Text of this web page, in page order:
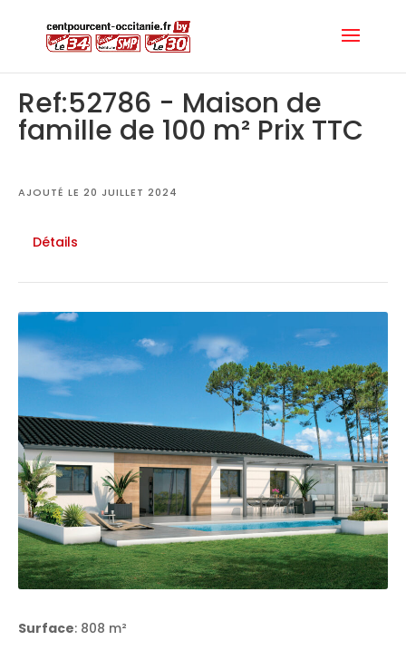
Ref:52786 - Maison de
famille de 100 m² Prix TTC
AJOUTÉ LE 20 JUILLET 2024
Détails
Surface: 808 m²